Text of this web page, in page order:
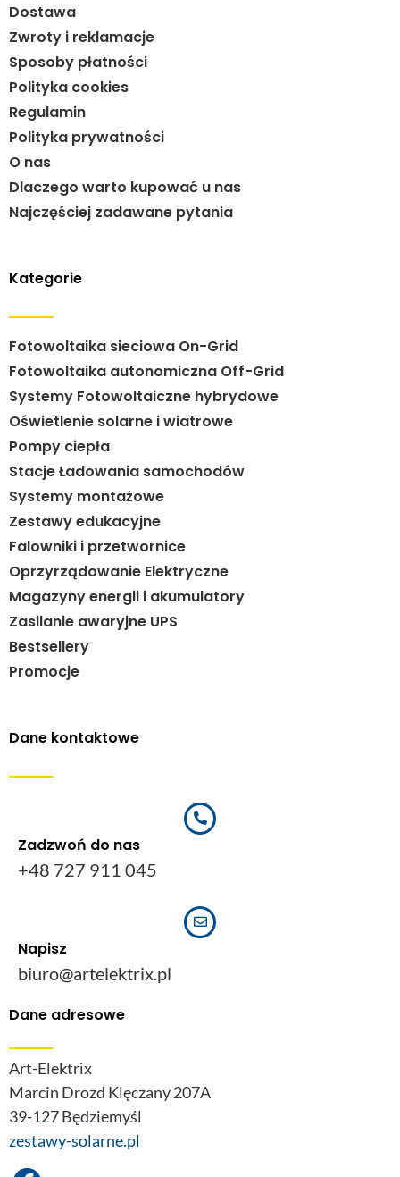
Dostawa
Zwroty i reklamacje
Sposoby płatności
Polityka cookies
Regulamin
Polityka prywatności
O nas
Dlaczego warto kupować u nas
Najczęściej zadawane pytania
Kategorie
Fotowoltaika sieciowa On-Grid
Fotowoltaika autonomiczna Off-Grid
Systemy Fotowoltaiczne hybrydowe
Oświetlenie solarne i wiatrowe
Pompy ciepła
Stacje Ładowania samochodów
Systemy montażowe
Zestawy edukacyjne
Falowniki i przetwornice
Oprzyrządowanie Elektryczne
Magazyny energii i akumulatory
Zasilanie awaryjne UPS
Bestsellery
Promocje
Dane kontaktowe
Zadzwoń do nas
+48 727 911 045
Napisz
biuro@artelektrix.pl
Dane adresowe
Art-Elektrix
Marcin Drozd Klęczany 207A
39-127 Będziemyśl
zestawy-solarne.pl